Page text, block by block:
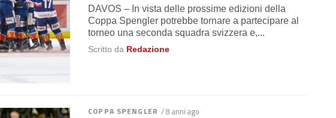
DAVOS – In vista delle prossime edizioni della
Coppa Spengler potrebbe tornare a partecipare al
torneo una seconda squadra svizzera e,...
Scritto da Redazione
COPPA SPENGLER / 8 anni ago